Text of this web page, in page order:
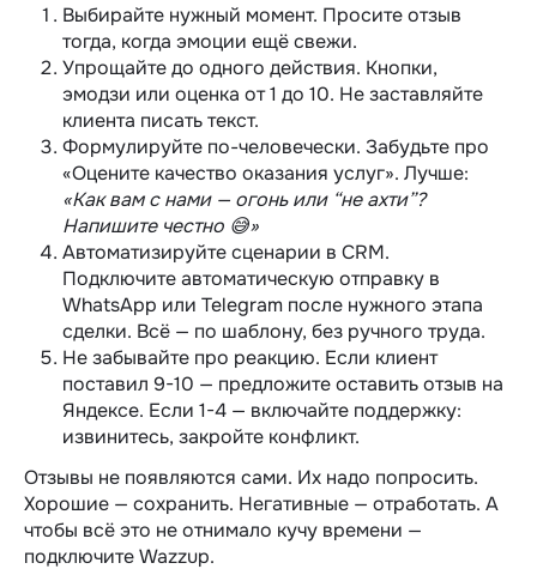
Выбирайте нужный момент. Просите отзыв
тогда, когда эмоции ещё свежи.
Упрощайте до одного действия. Кнопки,
эмодзи или оценка от 1 до 10. Не заставляйте
клиента писать текст.
Формулируйте по-человечески. Забудьте про
«Оцените качество оказания услуг». Лучше:
«Как вам с нами — огонь или “не ахти”?
Напишите честно 😅»
Автоматизируйте сценарии в CRM.
Подключите автоматическую отправку в
WhatsApp или Telegram после нужного этапа
сделки. Всё — по шаблону, без ручного труда.
Не забывайте про реакцию. Если клиент
поставил 9-10 — предложите оставить отзыв на
Яндексе. Если 1-4 — включайте поддержку:
извинитесь, закройте конфликт.
Отзывы не появляются сами. Их надо попросить.
Хорошие — сохранить. Негативные — отработать. А
чтобы всё это не отнимало кучу времени —
подключите Wazzup.